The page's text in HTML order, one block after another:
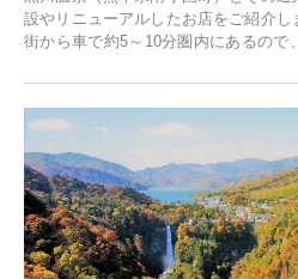
設やリニューアルしたお店をご紹介
街から車で約5～10分圏内にあるので
元食材にこだわったレストランなど
泉の新たな楽しみとしてチェックして